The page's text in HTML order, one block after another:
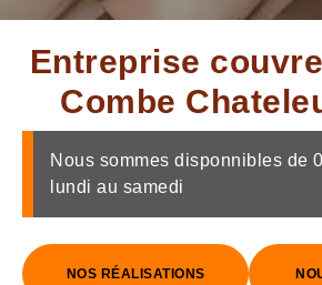
Entreprise
Combe
Nous sommes disponnibles de
lundi au samedi
NOS RÉALISATIONS